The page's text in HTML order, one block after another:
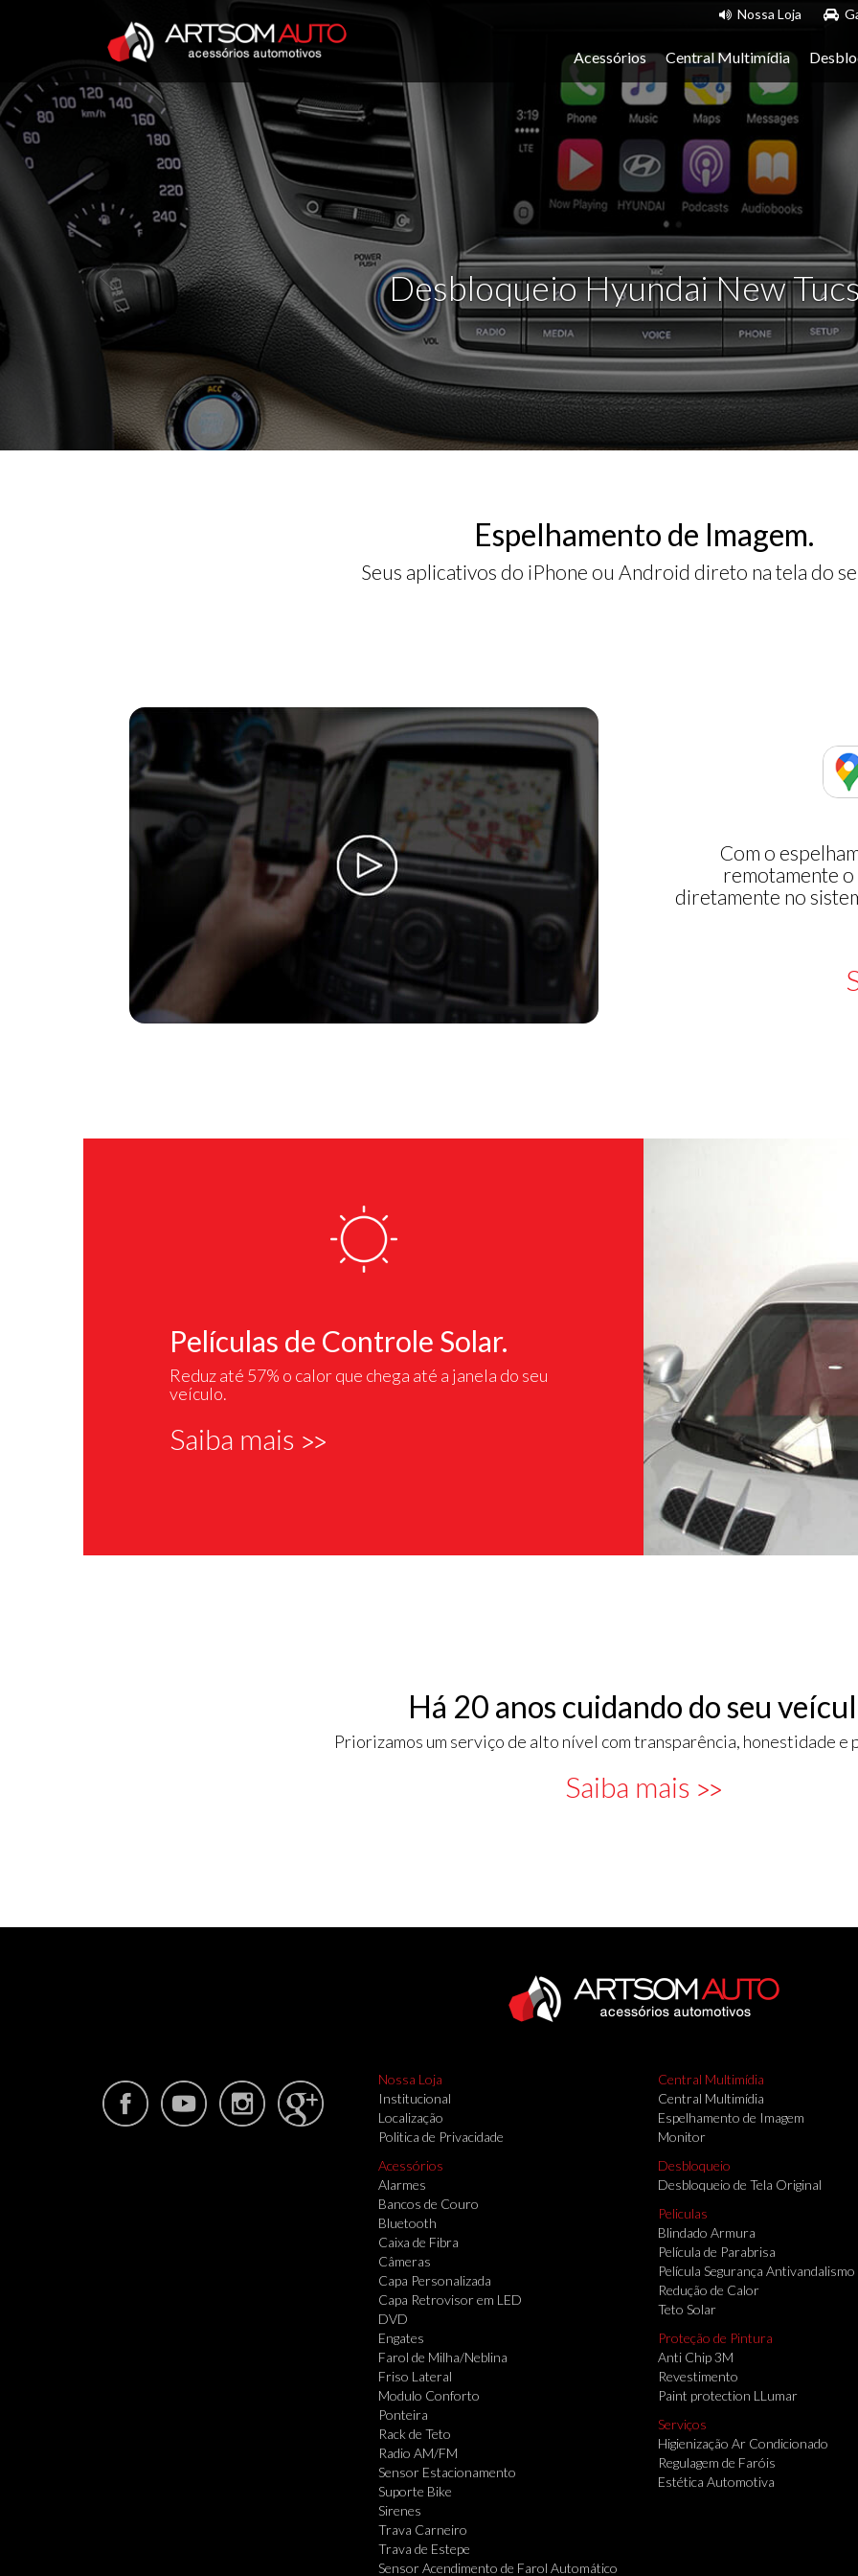
Nossa Loja
Acessórios Central Multimídia
Desbloqueio Hyundai New
Espelhamento de Imagem.
Seus aplicativos do iPhone ou Android direto na tela do
Com o
remotamente
diretamente no
Películas de Controle Solar.
Reduz até 57% o calor que chega até a janela do seu
veículo.
Saiba mais >>
Há 20 anos cuidando do seu
Priorizamos um serviço de alto nível com transparência, honestidade e
Saiba mais >>
Nossa Loja
Institucional
Localização
Politica de Privacidade
Acessórios
Alarmes
Bancos de Couro
Bluetooth
Caixa de Fibra
Câmeras
Capa Personalizada
Capa Retrovisor em LED
DVD
Engates
Farol de Milha/Neblina
Friso Lateral
Modulo Conforto
Ponteira
Rack de Teto
Radio AM/FM
Sensor Estacionamento
Suporte Bike
Sirenes
Trava Carneiro
Trava de Estepe
Sensor Acendimento de Farol Automático
Central Multimídia
Central Multimídia
Espelhamento de Imagem
Monitor
Desbloqueio
Desbloqueio de Tela Original
Peliculas
Blindado Armura
Película de Parabrisa
Película Segurança Antivandalismo
Redução de Calor
Teto Solar
Proteção de Pintura
Anti Chip 3M
Revestimento
Paint protection LLumar
Serviços
Higienização Ar Condicionado
Regulagem de Faróis
Estética Automotiva